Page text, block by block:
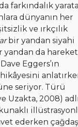
farkındalık
dünyanın her
ve ırkçılık
bir yandan siyahi
yandan da
Eggers’ın
seriyor. Türü
Uzakta, 2008) adlı
ederken çağdaş